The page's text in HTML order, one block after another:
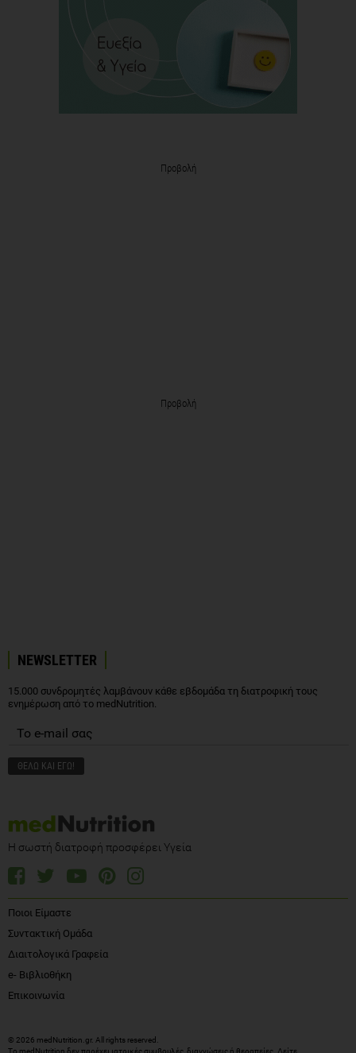
Προβολή
Προβολή
NEWSLETTER
15.000 συνδρομητές λαμβάνουν κάθε εβδομάδα τη διατροφική τους
ενημέρωση από το medNutrition.
Η σωστή διατροφή προσφέρει Υγεία
Ποιοι Είμαστε
Συντακτική Ομάδα
Διαιτολογικά Γραφεία
e- Βιβλιοθήκη
Επικοινωνία
© 2026 medNutrition.gr. All rights reserved.
Το medNutrition δεν παρέχει ιατρικές συμβουλές, διαγνώσεις ή θεραπείες. Δείτε